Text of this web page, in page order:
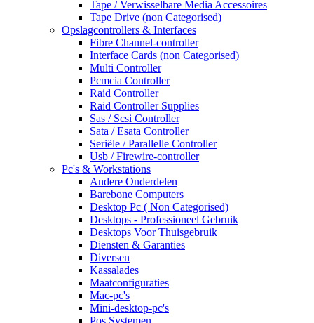
Tape / Verwisselbare Media Accessoires
Tape Drive (non Categorised)
Opslagcontrollers & Interfaces
Fibre Channel-controller
Interface Cards (non Categorised)
Multi Controller
Pcmcia Controller
Raid Controller
Raid Controller Supplies
Sas / Scsi Controller
Sata / Esata Controller
Seriële / Parallelle Controller
Usb / Firewire-controller
Pc's & Workstations
Andere Onderdelen
Barebone Computers
Desktop Pc ( Non Categorised)
Desktops - Professioneel Gebruik
Desktops Voor Thuisgebruik
Diensten & Garanties
Diversen
Kassalades
Maatconfiguraties
Mac-pc's
Mini-desktop-pc's
Pos Systemen